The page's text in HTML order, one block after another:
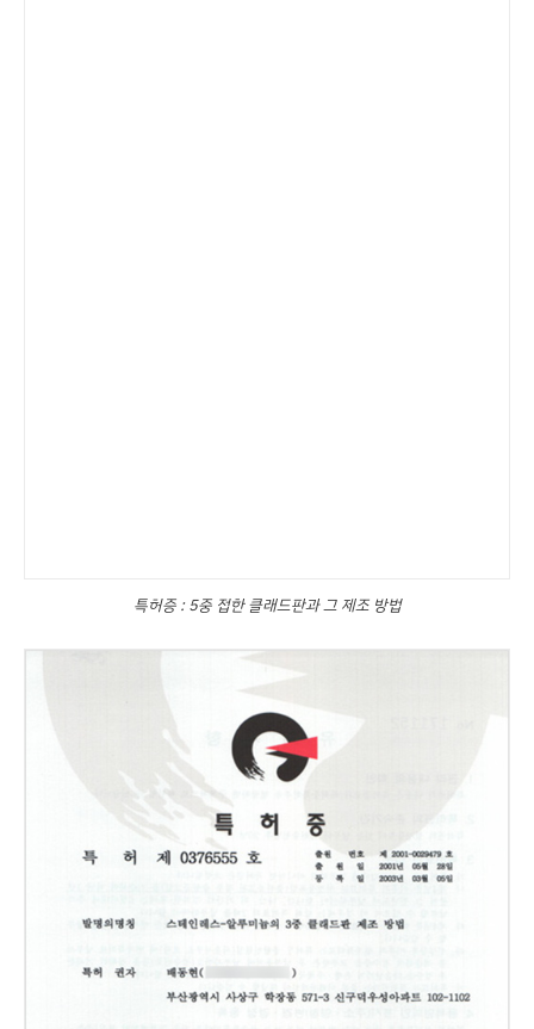
특허증 : 5중 접한 클래드판과 그 제조 방법